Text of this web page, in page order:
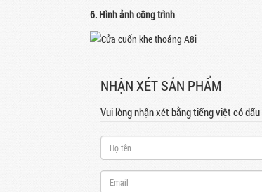
6. Hình ảnh công trình
NHẬN XÉT SẢN PHẨM
Vui lòng nhận xét bằng tiếng việt có dấu